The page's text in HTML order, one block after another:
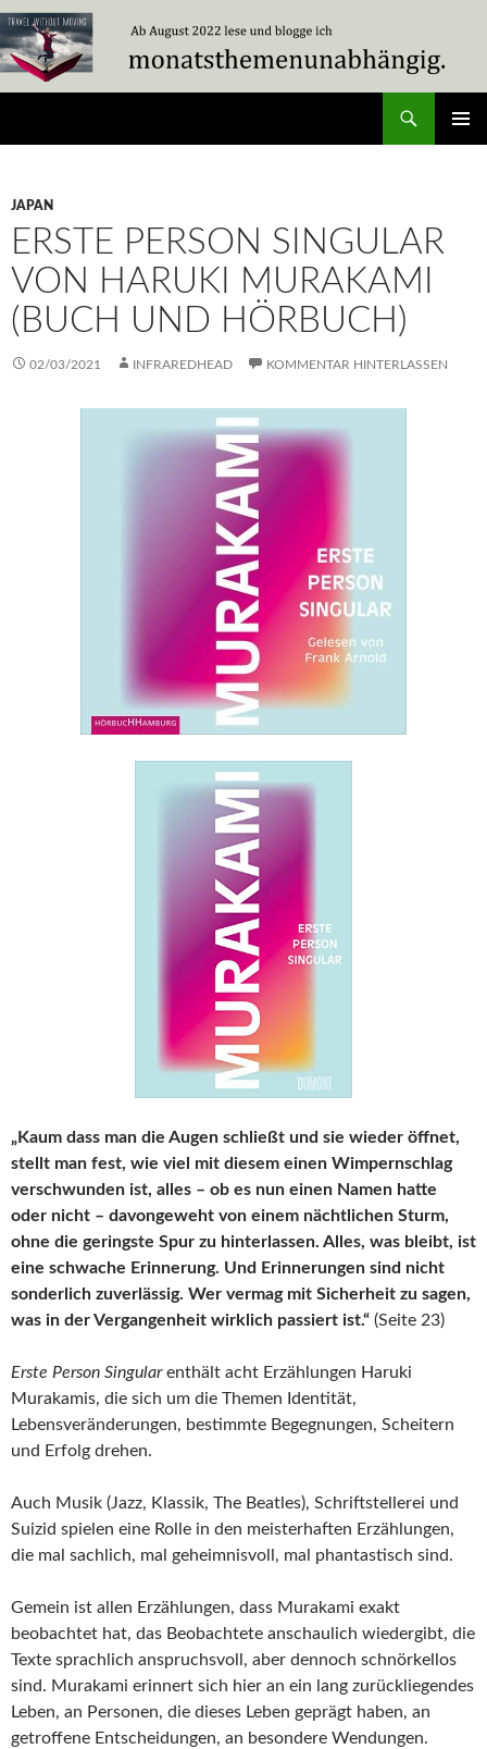
Zum
Inhalt
springen
JAPAN
ERSTE PERSON SINGULAR
VON HARUKI MURAKAMI
(BUCH UND HÖRBUCH)
02/03/2021 INFRAREDHEAD KOMMENTAR HINTERLASSEN
„Kaum dass man die Augen schließt und sie wieder öffnet,
stellt man fest, wie viel mit diesem einen Wimpernschlag
verschwunden ist, alles – ob es nun einen Namen hatte
oder nicht – davongeweht von einem nächtlichen Sturm,
ohne die geringste Spur zu hinterlassen. Alles, was bleibt, ist
eine schwache Erinnerung. Und Erinnerungen sind nicht
sonderlich zuverlässig. Wer vermag mit Sicherheit zu sagen,
was in der Vergangenheit wirklich passiert ist.“ (Seite 23)
Erste Person Singularenthält acht Erzählungen Haruki
Murakamis, die sich um die Themen Identität,
Lebensveränderungen, bestimmte Begegnungen, Scheitern
und Erfolg drehen.
Auch Musik (Jazz, Klassik, The Beatles), Schriftstellerei und
Suizid spielen eine Rolle in den meisterhaften Erzählungen,
die mal sachlich, mal geheimnisvoll, mal phantastisch sind.
Gemein ist allen Erzählungen, dass Murakami exakt
beobachtet hat, das Beobachtete anschaulich wiedergibt, die
Texte sprachlich anspruchsvoll, aber dennoch schnörkellos
sind. Murakami erinnert sich hier an ein lang zurückliegendes
Leben, an Personen, die dieses Leben geprägt haben, an
getroffene Entscheidungen, an besondere Wendungen.